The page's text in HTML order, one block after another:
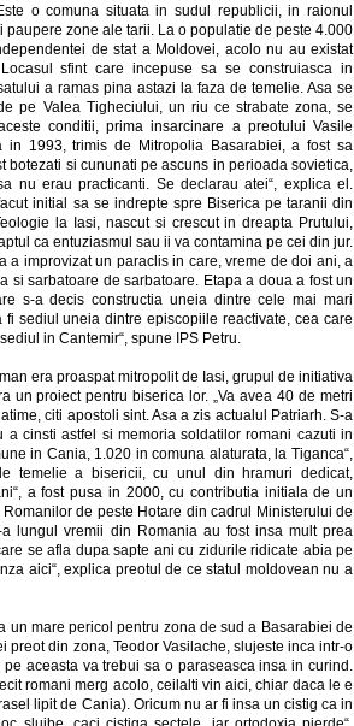
o comuna situata in sudul republicii, in raionul
paupere zone ale tarii. La o populatie de peste 4.000
de stat a Moldovei, acolo nu au existat
sfint care incepuse sa se construiasca in
a ramas pina astazi la faza de temelie. Asa se
pe Valea Tigheciului, un riu ce strabate zona, se
conditii, prima insarcinare a preotului Vasile
1993, trimis de Mitropolia Basarabiei, a fost sa
botezati si cununati pe ascuns in perioada sovietica,
nu erau practicanti. Se declarau atei“, explica el.
initial sa se indrepte spre Biserica pe taranii din
la Iasi, nascut si crescut in dreapta Prutului,
ca entuziasmul sau ii va contamina pe cei din jur.
a improvizat un paraclis in care, vreme de doi ani, a
si sarbatoare de sarbatoare. Etapa a doua a fost un
s-a decis constructia uneia dintre cele mai mari
fi sediul uneia dintre episcopiile reactivate, cea care
in Cantemir“, spune IPS Petru.
era proaspat mitropolit de Iasi, grupul de initiativa
un proiect pentru biserica lor. „Va avea 40 de metri
citi apostoli sint. Asa a zis actualul Patriarh. S-a
a cinsti astfel si memoria soldatilor romani cazuti in
in Cania, 1.020 in comuna alaturata, la Tiganca“,
temelie a bisericii, cu unul din hramuri dedicat,
a fost pusa in 2000, cu contributia initiala de un
de peste Hotare din cadrul Ministerului de
lungul vremii din Romania au fost insa mult prea
se afla dupa sapte ani cu zidurile ridicate abia pe
aici“, explica preotul de ce statul moldovean nu a
un mare pericol pentru zona de sud a Basarabiei de
preot din zona, Teodor Vasilache, slujeste inca intr-o
aceasta va trebui sa o paraseasca insa in curind.
romani merg acolo, ceilalti vin aici, chiar daca le e
lipit de Cania). Oricum nu ar fi insa un cistig ca in
slujbe, caci cistiga sectele, iar ortodoxia pierde“,